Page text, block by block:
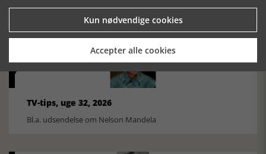
Ole Mortensøn fortæller om den amerikanske journalist
TV-tips, uge 32, 2026
Bl.a. udsendelse om Nelson Mandela
Kun nødvendige cookies
Accepter alle cookies